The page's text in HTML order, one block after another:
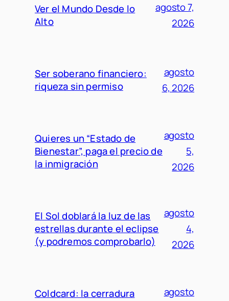
Ver el Mundo Desde lo
Alto
agosto 7,
2026
Ser soberano financiero:
riqueza sin permiso
agosto
6, 2026
Quieres un “Estado de
Bienestar”, paga el precio de
la inmigración
agosto
5,
2026
El Sol doblará la luz de las
estrellas durante el eclipse
(y podremos comprobarlo)
agosto
4,
2026
Coldcard: la cerradura
agosto